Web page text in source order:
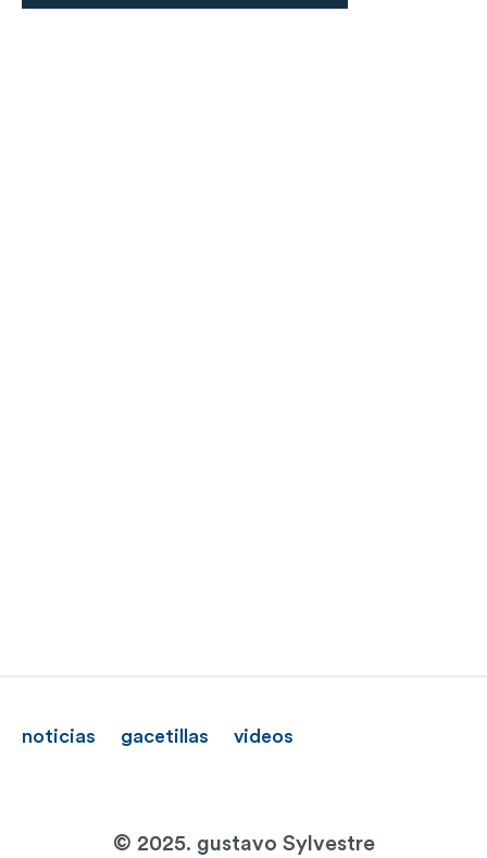
noticias gacetillas videos
© 2025. gustavo Sylvestre